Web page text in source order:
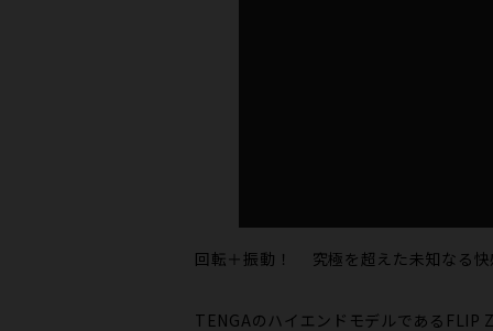
回転＋振動！ 究極を超えた未知なる快
TENGAのハイエンドモデルであるFLIP